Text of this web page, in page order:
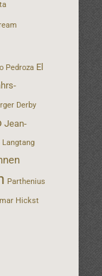
Pedroza El
Derby
Jean-
Langtang
Parthenius
Hickst